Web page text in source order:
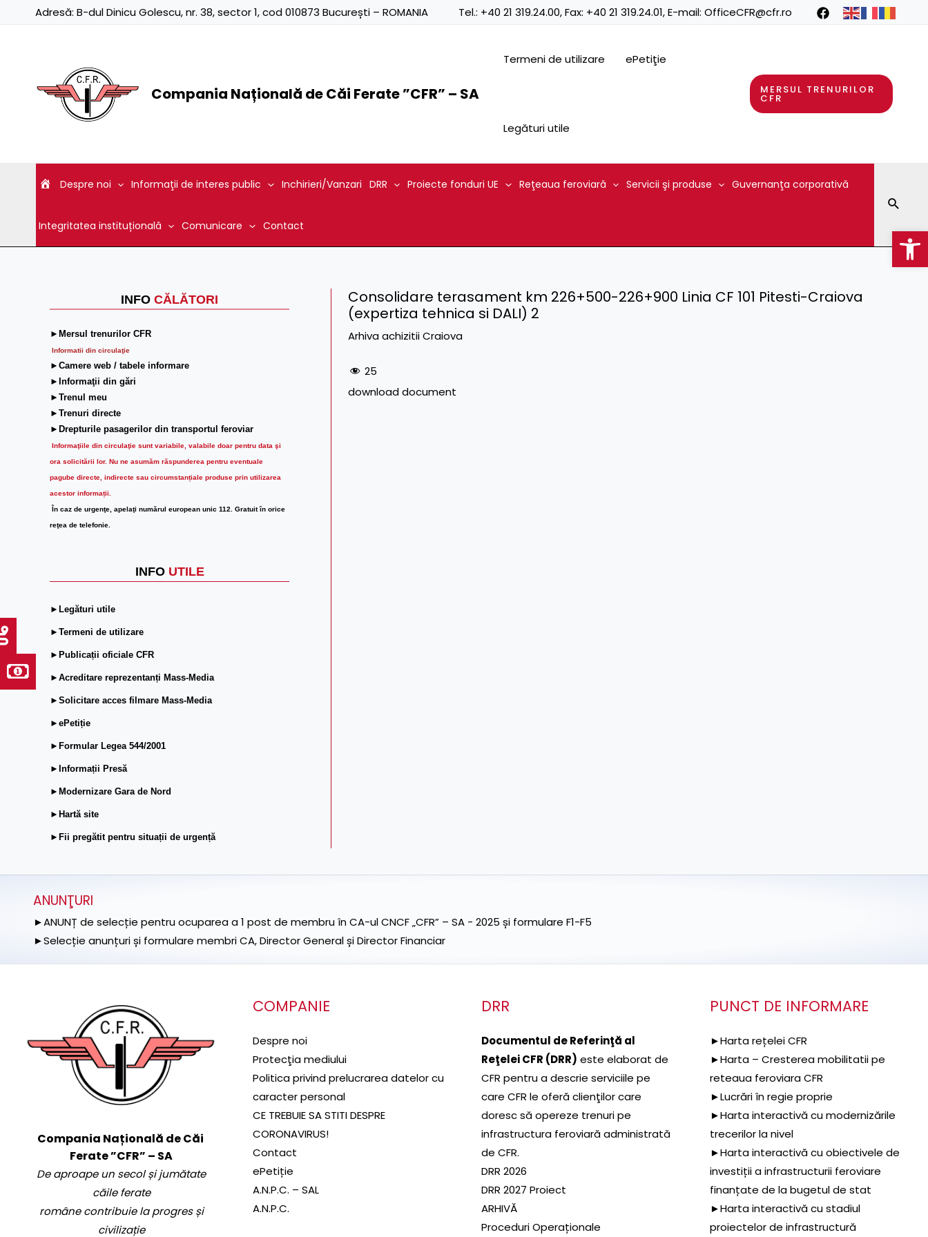
Adresă: B-dul Dinicu Golescu, nr. 38, sector 1, cod 010873 București – ROMANIA Tel.: +40 21 319.24.00, Fax: +40 21 319.24.01, E-mail: OfficeCFR@cfr.ro
Compania Națională de Căi Ferate ”CFR” – SA
Termeni de utilizare ePetiţie
Legături utile
MERSUL TRENURILOR
CFR
Despre noi Informaţii de interes public Inchirieri/Vanzari DRR Proiecte fonduri UE Reţeaua feroviară Servicii şi produse Guvernanţa corporativă
Integritatea instituțională Comunicare Contact
INFO CĂLĂTORI
►Mersul trenurilor CFR
Informatii din circulaţie
►Camere web / tabele informare
►Informaţii din gări
►Trenul meu
►Trenuri directe
►Drepturile pasagerilor din transportul feroviar
Informaţiile din circulaţie sunt variabile, valabile doar pentru data şi
ora solicitării lor. Nu ne asumăm răspunderea pentru eventuale
pagube directe, indirecte sau circumstanțiale produse prin utilizarea
acestor informații.
În caz de urgenţe, apelaţi numărul european unic 112. Gratuit în orice
reţea de telefonie.
INFO UTILE
►Legături utile
►Termeni de utilizare
►Publicații oficiale CFR
►Acreditare reprezentanți Mass-Media
►Solicitare acces filmare Mass-Media
►ePetiție
►Formular Legea 544/2001
►Informații Presă
►Modernizare Gara de Nord
►Hartă site
►Fii pregătit pentru situații de urgență
Consolidare terasament km 226+500-226+900 Linia CF 101 Pitesti-Craiova
(expertiza tehnica si DALI) 2
Arhiva achizitii Craiova
25
download document
ANUNŢURI
►ANUNȚ de selecție pentru ocuparea a 1 post de membru în CA-ul CNCF „CFR” – SA - 2025 și formulare F1-F5
►Selecție anunțuri și formulare membri CA, Director General și Director Financiar
Compania Națională de Căi
Ferate ”CFR” – SA
De aproape un secol și jumătate
căile ferate
române contribuie la progres și
civilizație
COMPANIE
Despre noi
Protecţia mediului
Politica privind prelucrarea datelor cu
caracter personal
CE TREBUIE SA STITI DESPRE
CORONAVIRUS!
Contact
ePetiție
A.N.P.C. – SAL
A.N.P.C.
DRR
Documentul de Referinţă al
Reţelei CFR (DRR) este elaborat de
CFR pentru a descrie serviciile pe
care CFR le oferă clienţilor care
doresc să opereze trenuri pe
infrastructura feroviară administrată
de CFR.
DRR 2026
DRR 2027 Proiect
ARHIVĂ
Proceduri Operaționale
PUNCT DE INFORMARE
►Harta rețelei CFR
►Harta – Cresterea mobilitatii pe
reteaua feroviara CFR
►Lucrări în regie proprie
►Harta interactivă cu modernizările
trecerilor la nivel
►Harta interactivă cu obiectivele de
investiții a infrastructurii feroviare
finanțate de la bugetul de stat
►Harta interactivă cu stadiul
proiectelor de infrastructură